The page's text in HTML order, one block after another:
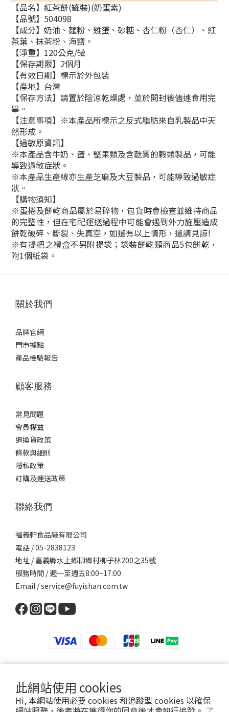
此網站使用 cookies
Hi, 本網站使用必要 cookies 和追蹤型 cookies 以確保
【品名】紅茶餅(罐裝)(奶蛋素)
【品號】504098
【成分】奶油、麵粉、雞蛋、砂糖、杏仁粉（杏仁）、紅
茶葉、抹茶粉、海鹽。
【淨重】120公克/罐
【保存期限】2個月
【有效日期】標示於外包裝
【產地】台灣
【保存方法】請置於陰涼乾燥處，並於開封後儘速食用完
畢。
【注意事項】※本產品所標示之反式脂肪來自乳製品中天
然形成。
【過敏原資訊】
※本產品含牛奶、蛋、堅果類及含麩質的穀類製品，可能
導致過敏症狀。
※本產品生產線亦生產芝麻及大豆製品，可能導致過敏症
狀。
【購物須知】
※蛋捲及餅乾商品屬於易碎物，包貨時會檢查並維持商品
的完整性，但在宅配運送過程中可能會遇到外力施壓造成
餅乾破碎、斷裂、失真空，如還有以上情形，還請見諒!
※有提把之禮盒不另附提袋；袋裝餅乾類商品5包餅乾，
附1個紙袋。
關於我們
品牌官網
門市據點
產品檢驗報告
顧客服務
常見問題
會員權益
退換貨政策
條款與細則
隱私政策
訂購及運送政策
聯絡我們
福義軒食品廠有限公司
電話 / 05-2838123
地址 / 嘉義縣水上鄉柳鄉村柳子林200之35號
服務時間 / 週一至週五8:00~17:00
Email / service@fuyishan.com.tw
福義軒食品廠有限公司 版權所有‧轉載必究
食品業者登錄字號：I-186981143-00000-6 統一編號:86981143